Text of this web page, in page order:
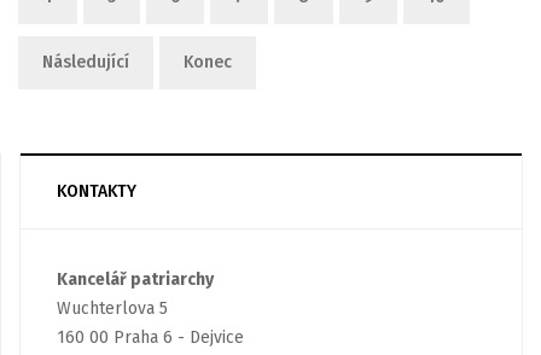
Následující Konec
KONTAKTY
Kancelář patriarchy
Wuchterlova 5
160 00 Praha 6 - Dejvice